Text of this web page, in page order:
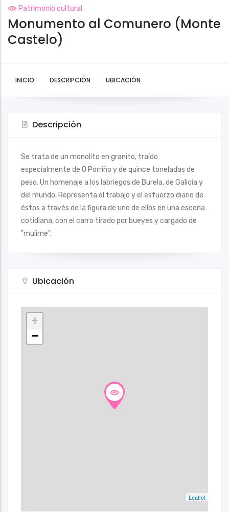
Patrimonio cultural
Monumento al Comunero (Monte
Castelo)
INICIO DESCRIPCIÓN UBICACIÓN
Descripción
Se trata de un monolito en granito, traído
especialmente de O Porriño y de quince toneladas de
peso. Un homenaje a los labriegos de Burela, de Galicia y
del mundo. Representa el trabajo y el esfuerzo diario de
éstos a través de la figura de uno de ellos en una escena
cotidiana, con el carro tirado por bueyes y cargado de
"mulime".
Ubicación
+
−
Leaflet